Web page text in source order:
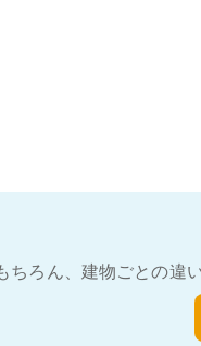
ちろん、建物ごとの違